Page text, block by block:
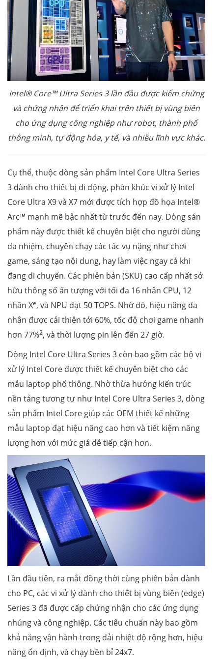
Intel® Core™ Ultra Series 3 lần đầu được kiểm chứng
và chứng nhận để triển khai trên thiết bị vùng biên
cho ứng dụng công nghiệp như robot, thành phố
thông minh, tự động hóa, y tế, và nhiều lĩnh vực khác.
Cụ thể, thuộc dòng sản phẩm Intel Core Ultra Series
3 dành cho thiết bị di động, phân khúc vi xử lý Intel
Core Ultra X9 và X7 mới được tích hợp đồ họa Intel®
Arc™ mạnh mẽ bậc nhất từ trước đến nay. Dòng sản
phẩm này được thiết kế chuyên biệt cho người dùng
đa nhiệm, chuyên chạy các tác vụ nặng như chơi
game, sáng tạo nội dung, hay làm việc ngay cả khi
đang di chuyển. Các phiên bản (SKU) cao cấp nhất sở
hữu thông số ấn tượng với tối đa 16 nhân CPU, 12
nhân Xe, và NPU đạt 50 TOPS. Nhờ đó, hiệu năng đa
nhân được cải thiện tới 60%, tốc độ chơi game nhanh
hơn 77%2, và thời lượng pin lên đến 27 giờ.
Dòng Intel Core Ultra Series 3 còn bao gồm các bộ vi
xử lý Intel Core được thiết kế chuyên biệt cho các
mẫu laptop phổ thông. Nhờ thừa hưởng kiến trúc
nền tảng tương tự như Intel Core Ultra Series 3, dòng
sản phẩm Intel Core giúp các OEM thiết kế những
mẫu laptop đạt hiệu năng cao hơn và tiết kiệm năng
lượng hơn với mức giá dễ tiếp cận hơn.
Lần đầu tiên, ra mắt đồng thời cùng phiên bản dành
cho PC, các vi xử lý dành cho thiết bị vùng biên (edge)
Series 3 đã được cấp chứng nhận cho các ứng dụng
nhúng và công nghiệp. Các tiêu chuẩn này bao gồm
khả năng vận hành trong dải nhiệt độ rộng hơn, hiệu
năng ổn định, và chạy bền bỉ 24x7.